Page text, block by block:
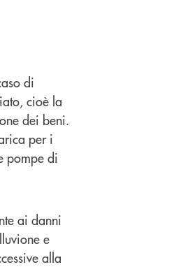
di
cioè la
dei beni.
per i
pompe di
ai danni
e
alla